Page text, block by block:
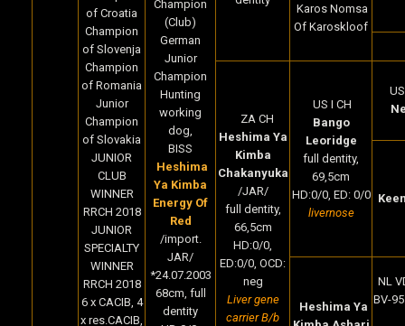
of Croatia
Champion
of Slovenja
Champion
of Romania
Junior
Champion
of Slovakia
JUNIOR
CLUB
WINNER
RRCH 2018
JUNIOR
SPECIALTY
WINNER
RRCH 2018
6 x CACIB, 4
x res.CACIB,
Champion
(Club)
German
Junior
Champion
Hunting
working
dog,
BISS
Heshima
Ya Kimba
Energy Of
Red
/import.
JAR/
*24.07.2003
68cm, full
dentity
Karos Nomsa
Of Karoskloof
ZA CH
Heshima Ya
Kimba
Chakanyuka
/JAR/
full dentity,
66,5cm
HD:0/0,
ED:0/0, OCD:
neg
Liver gene
carrier B/b
US I CH
Bango
Leoridge
full dentity,
69,5cm
HD:0/0, ED: 0/0
livernose
Heshima Ya
NL
BV-